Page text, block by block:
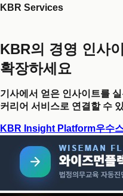
KBR Services
KBR의 경영 인사
확장하세요
기사에서 얻은 인사이트를
커리어 서비스로 연결할 수
KBR Insight Platform우수